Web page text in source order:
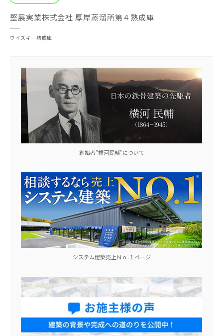
堅展実業株式会社 厚岸蒸溜所第４熟成庫
ウイスキー熟成庫
創始者"横河民輔"について
システム建築売上Ｎｏ.１ぺージ